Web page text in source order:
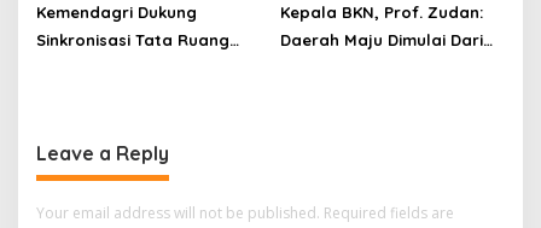
Kemendagri Dukung
Sinkronisasi Tata Ruang
Kepala BKN, Prof. Zudan:
Daerah Maju Dimulai Dari
Leave a Reply
Your email address will not be published. Required fields are